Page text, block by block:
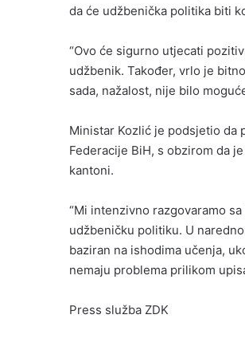
da će udžbenička politika biti
“Ovo će sigurno utjecati
udžbenik. Također, vrlo je
sada, nažalost, nije bilo
Ministar Kozlić je podsjetio da
Federacije BiH, s obzirom da
kantoni.
“Mi intenzivno razgovaramo
udžbeničku politiku. U
baziran na ishodima učenja,
nemaju problema prilikom
Press služba ZDK